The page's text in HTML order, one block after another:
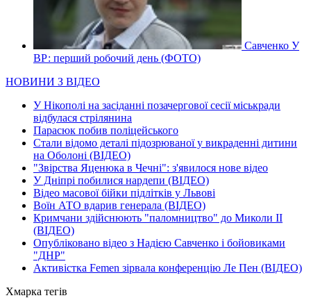
Савченко У
ВР: перший робочий день (ФОТО)
НОВИНИ З ВІДЕО
У Нікополі на засіданні позачергової сесії міськради
відбулася стрілянина
Парасюк побив поліцейського
Стали відомо деталі підозрюваної у викраденні дитини
на Оболоні (ВІДЕО)
"Звірства Яценюка в Чечні": з'явилося нове відео
У Дніпрі побилися нардепи (ВІДЕО)
Відео масової бійки підлітків у Львові
Воїн АТО вдарив генерала (ВІДЕО)
Кримчани здійснюють "паломництво" до Миколи ІІ
(ВІДЕО)
Опубліковано відео з Надією Савченко і бойовиками
"ДНР"
Активістка Femen зірвала конференцію Ле Пен (ВІДЕО)
Хмарка тегів